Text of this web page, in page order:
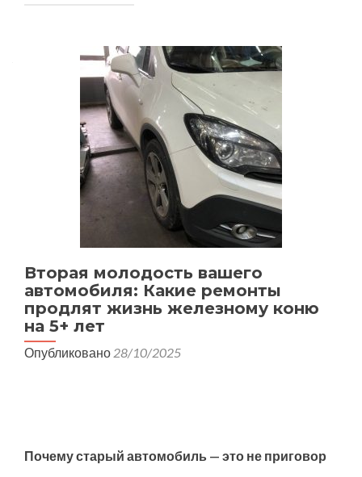
Вторая молодость вашего
автомобиля: Какие ремонты
продлят жизнь железному коню
на 5+ лет
Опубликовано 28/10/2025
Почему старый автомобиль — это не приговор